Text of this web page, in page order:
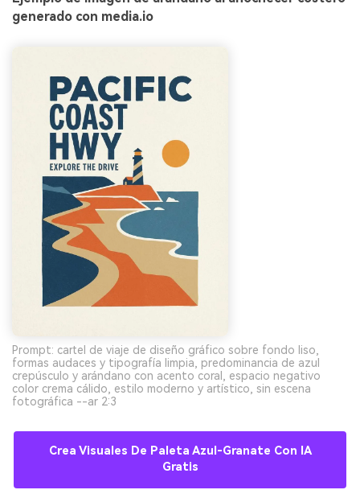
generado con media.io
Prompt: cartel de viaje de diseño gráfico sobre fondo liso,
formas audaces y tipografía limpia, predominancia de azul
crepúsculo y arándano con acento coral, espacio negativo
color crema cálido, estilo moderno y artístico, sin escena
fotográfica --ar 2:3
Crea Visuales De Paleta Azul-Granate Con IA
Gratis